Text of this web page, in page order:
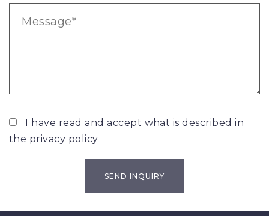
I have read and accept what is described in
the privacy policy